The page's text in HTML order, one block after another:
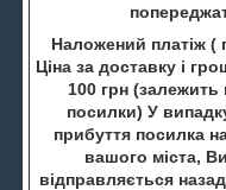
Наложений платіж (
Ціна за доставку і
100 грн (залежить
посилки) У
прибуття посилка
вашого міста,
відправляється